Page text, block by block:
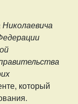
который